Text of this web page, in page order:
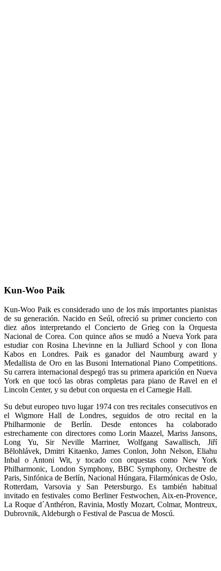
Kun-Woo Paik
Kun-Woo Paik es considerado uno de los más importantes pianistas
de su generación. Nacido en Seúl, ofreció su primer concierto con
diez años interpretando el Concierto de Grieg con la Orquesta
Nacional de Corea. Con quince años se mudó a Nueva York para
estudiar con Rosina Lhevinne en la Julliard School y con Ilona
Kabos en Londres. Paik es ganador del Naumburg award y
Medallista de Oro en las Busoni International Piano Competitions.
Su carrera internacional despegó tras su primera aparición en Nueva
York en que tocó las obras completas para piano de Ravel en el
Lincoln Center, y su debut con orquesta en el Carnegie Hall.
Su debut europeo tuvo lugar 1974 con tres recitales consecutivos en
el Wigmore Hall de Londres, seguidos de otro recital en la
Philharmonie de Berlín. Desde entonces ha colaborado
estrechamente con directores como Lorin Maazel, Mariss Jansons,
Long Yu, Sir Neville Marriner, Wolfgang Sawallisch, Jiří
Bĕlohlávek, Dmitri Kitaenko, James Conlon, John Nelson, Eliahu
Inbal o Antoni Wit, y tocado con orquestas como New York
Philharmonic, London Symphony, BBC Symphony, Orchestre de
Paris, Sinfónica de Berlín, Nacional Húngara, Filarmónicas de Oslo,
Rotterdam, Varsovia y San Petersburgo. Es también habitual
invitado en festivales como Berliner Festwochen, Aix-en-Provence,
La Roque d´Anthéron, Ravinia, Mostly Mozart, Colmar, Montreux,
Dubrovnik, Aldeburgh o Festival de Pascua de Moscú.